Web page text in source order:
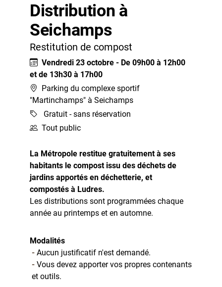
Distribution à
Seichamps
Restitution de compost
Vendredi 23 octobre - De 09h00 à 12h00
et de 13h30 à 17h00
Parking du complexe sportif
"Martinchamps" à Seichamps
Gratuit - sans réservation
Tout public
La Métropole restitue gratuitement à ses
habitants le compost issu des déchets de
jardins apportés en déchetterie, et
compostés à Ludres.
Les distributions sont programmées chaque
année au printemps et en automne.
Modalités
Aucun justificatif n'est demandé.
Vous devez apporter vos propres contenants
et outils.